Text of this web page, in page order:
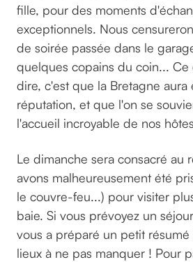
fille, pour des moments
exceptionnels. Nous
de soirée passée dans le
quelques copains du coin...
dire, c'est que la Bretagne aura
réputation, et que l'on se
l'accueil incroyable de nos
Le dimanche sera consacré au
avons malheureusement été
le couvre-feu...) pour visiter
baie. Si vous prévoyez un
vous a préparé un petit
lieux à ne pas manquer ! Pour